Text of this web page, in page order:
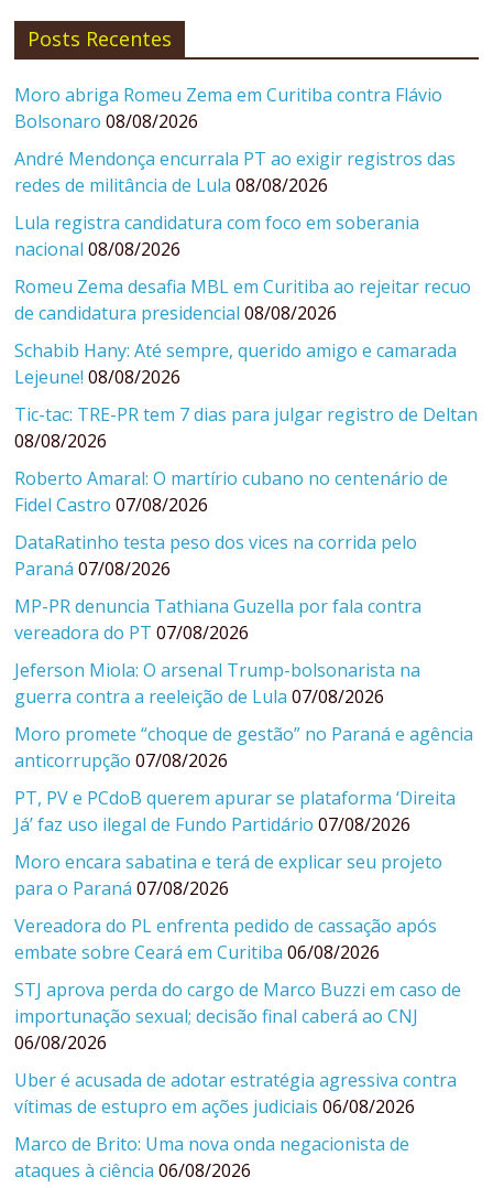
Posts Recentes
Moro abriga Romeu Zema em Curitiba contra Flávio
Bolsonaro 08/08/2026
André Mendonça encurrala PT ao exigir registros das
redes de militância de Lula 08/08/2026
Lula registra candidatura com foco em soberania
nacional 08/08/2026
Romeu Zema desafia MBL em Curitiba ao rejeitar recuo
de candidatura presidencial 08/08/2026
Schabib Hany: Até sempre, querido amigo e camarada
Lejeune! 08/08/2026
Tic-tac: TRE-PR tem 7 dias para julgar registro de Deltan
08/08/2026
Roberto Amaral: O martírio cubano no centenário de
Fidel Castro 07/08/2026
DataRatinho testa peso dos vices na corrida pelo
Paraná 07/08/2026
MP-PR denuncia Tathiana Guzella por fala contra
vereadora do PT 07/08/2026
Jeferson Miola: O arsenal Trump-bolsonarista na
guerra contra a reeleição de Lula 07/08/2026
Moro promete “choque de gestão” no Paraná e agência
anticorrupção 07/08/2026
PT, PV e PCdoB querem apurar se plataforma ‘Direita
Já’ faz uso ilegal de Fundo Partidário 07/08/2026
Moro encara sabatina e terá de explicar seu projeto
para o Paraná 07/08/2026
Vereadora do PL enfrenta pedido de cassação após
embate sobre Ceará em Curitiba 06/08/2026
STJ aprova perda do cargo de Marco Buzzi em caso de
importunação sexual; decisão final caberá ao CNJ
06/08/2026
Uber é acusada de adotar estratégia agressiva contra
vítimas de estupro em ações judiciais 06/08/2026
Marco de Brito: Uma nova onda negacionista de
ataques à ciência 06/08/2026